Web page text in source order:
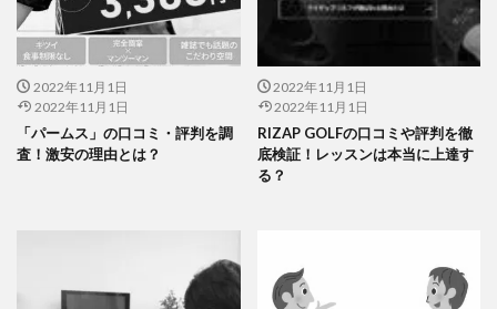
2022年11月1日
2022年11月1日
「パームス」の口コミ・評判を調
査！激安の理由とは？
2022年11月1日
2022年11月1日
RIZAP GOLFの口コミや評判を徹
底検証！レッスンは本当に上達す
る？